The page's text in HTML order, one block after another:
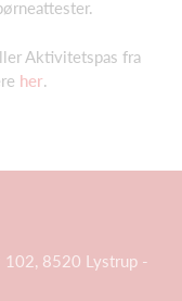
Aktivitetspas fra
her
102, 8520 Lystrup -